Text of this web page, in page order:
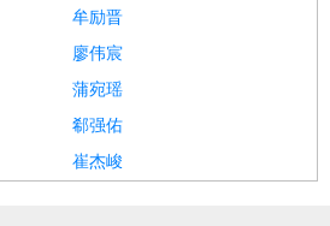
牟励晋
廖伟宸
蒲宛瑶
郗强佑
崔杰峻